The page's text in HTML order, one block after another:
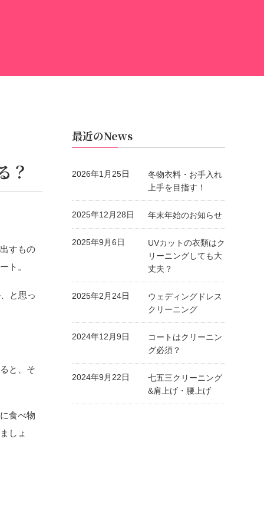
？
すもの
ト。
と思っ
と、そ
食べ物
しょ
最近のNews
2026年1月25日
冬物衣料・お手入れ
上手を目指す！
2025年12月28日 年末年始のお知らせ
2025年9月6日
UVカットの衣類はク
リーニングしても大
丈夫？
2025年2月24日
ウェディングドレス
クリーニング
2024年12月9日
コートはクリーニン
グ必須？
2024年9月22日
七五三クリーニング
&肩上げ・腰上げ